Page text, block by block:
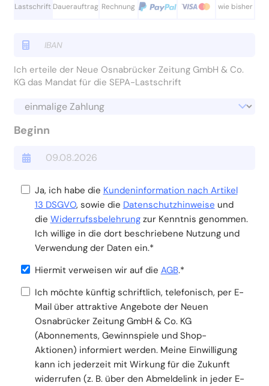
Lastschrift Dauerauftrag Rechnung wie bisher
Ich erteile der Neue Osnabrücker Zeitung GmbH & Co.
KG das Mandat für die SEPA-Lastschrift
Beginn
Ja, ich habe die Kundeninformation nach Artikel
13 DSGVO, sowie die Datenschutzhinweise und
die Widerrufssbelehrungzur Kenntnis genommen.
Ich willige in die dort beschriebene Nutzung und
Verwendung der Daten ein.*
Hiermit verweisen wir auf die AGB.*
Ich möchte künftig schriftlich, telefonisch, per E-
Mail über attraktive Angebote der Neuen
Osnabrücker Zeitung GmbH & Co. KG
(Abonnements, Gewinnspiele und Shop-
Aktionen) informiert werden. Meine Einwilligung
kann ich jederzeit mit Wirkung für die Zukunft
widerrufen (z. B. über den Abmeldelink in jeder E-